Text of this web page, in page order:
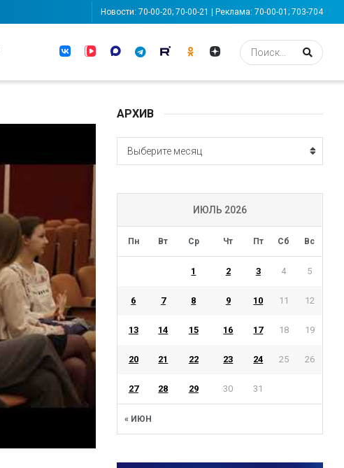
Новости: 70-00-20; 70-00-21 | Реклама: 70-00-01; 703-704
АРХИВ
АРХИВ
Выберите месяц
ИЮЛЬ 2026
Пн Вт Ср Чт Пт Сб Вс
« ИЮН
1 2 3 4 5
6 7 8 9 10 11 12
13 14 15 16 17 18 19
20 21 22 23 24 25 26
27 28 29 30 31